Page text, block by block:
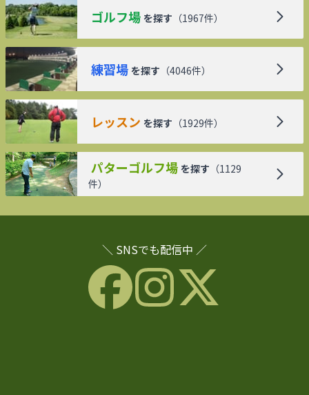
ゴルフ場 を探す （1967件）
練習場 を探す （4046件）
レッスン を探す （1929件）
パターゴルフ場 を探す （1129
件）
＼ SNSでも配信中 ／